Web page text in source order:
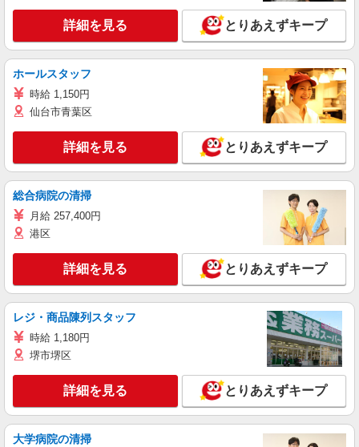
詳細を見る とりあえずキープ
ホールスタッフ
時給 1,150円
仙台市青葉区
詳細を見る とりあえずキープ
総合病院の清掃
月給 257,400円
港区
詳細を見る とりあえずキープ
レジ・商品陳列スタッフ
時給 1,180円
堺市堺区
詳細を見る とりあえずキープ
大学病院の清掃